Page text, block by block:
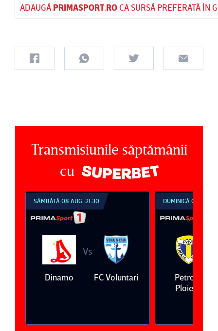
ADAUGĂ PRIMASPORT.ROCA SURSĂ PREFERATĂ ÎN
Transmisiunile săptămânii
cu
SÂMBĂTĂ 08 AUG, 21:30
Dinamo
Vs
FC Voluntari
DUMINICĂ 09 AUG,
Petrolul
Ploieşti